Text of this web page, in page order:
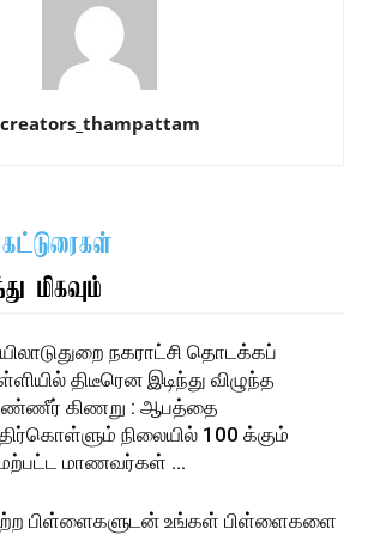
creators_thampattam
மிகவும்
நகராட்சி தொடக்கப்
திடீரென இடிந்து விழுந்த
கிணறு : ஆபத்தை
நிலையில் 100 க்கும்
மாணவர்கள் …
பிள்ளைகளுடன் உங்கள் பிள்ளைகளை